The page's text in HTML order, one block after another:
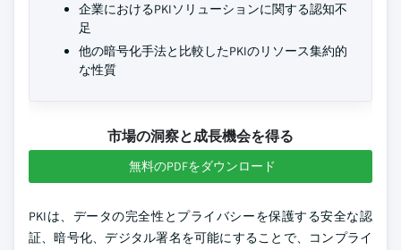
企業におけるPKIソリューションに関する認知不
足
他の暗号化手法と比較したPKIのリソース集約的
な性質
市場の洞察と成長機会を得る
無料のPDFをダウンロード
PKIは、データの完全性とプライバシーを保護する安全な認
証、暗号化、デジタル署名を可能にすることで、コンプライ